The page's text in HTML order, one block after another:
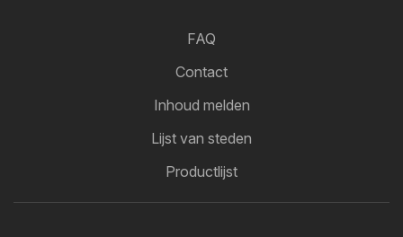
FAQ
Contact
Inhoud melden
Lijst van steden
Productlijst